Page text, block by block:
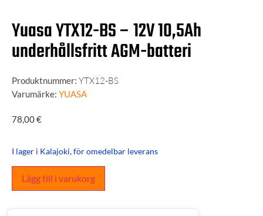
Yuasa YTX12-BS – 12V 10,5Ah
underhållsfritt AGM-batteri
Produktnummer: YTX12-BS
Varumärke: YUASA
78,00€
I lager i Kalajoki, för omedelbar leverans
Lägg till i varukorg